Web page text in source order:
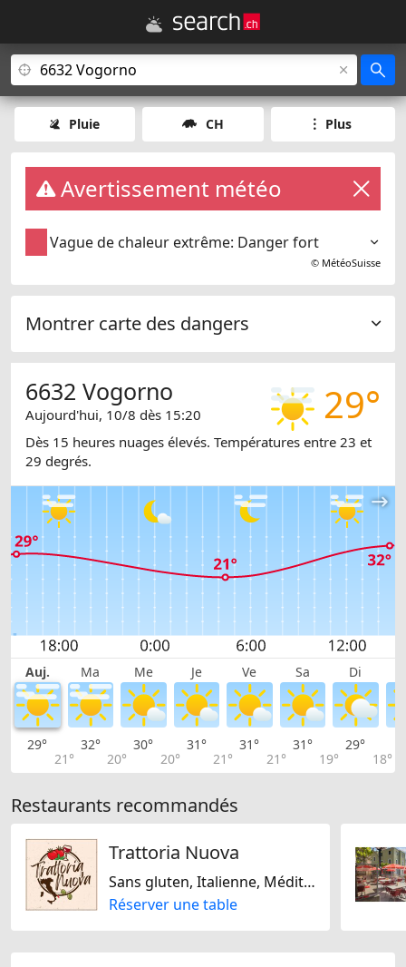
Pluie CH Plus
Avertissement météo
Vague de chaleur extrême: Danger fort
© MétéoSuisse
Montrer carte des dangers
29°
6632 Vogorno
Aujourd'hui, 10/8 dès 15:20
Dès 15 heures nuages élevés. Températures entre 23 et
29 degrés.
Auj. Ma Me Je Ve Sa Di
29°
21°
32°
20°
30°
20°
31°
21°
31°
21°
31°
19°
29°
18°
Restaurants recommandés
Trattoria Nuova
Sans gluten, Italienne, Méditarranéenne, Suisse
Réserver une table